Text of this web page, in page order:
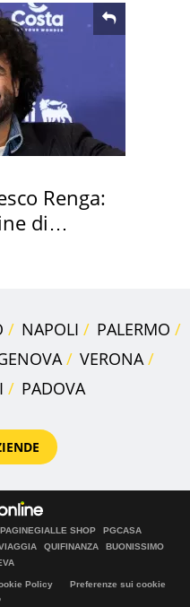
Renga:
di
NAPOLI
PALERMO
VERONA
PADOVA
PAGINEGIALLE SHOP
PGCASA
QUIFINANZA
BUONISSIMO
Policy
Preferenze sui cookie